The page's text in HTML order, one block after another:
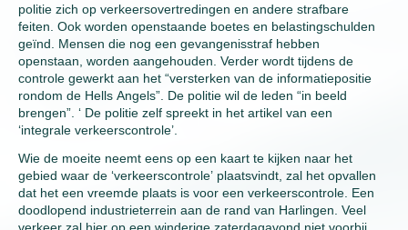
politie zich op verkeersovertredingen en andere strafbare
feiten. Ook worden openstaande boetes en belastingschulden
geïnd. Mensen die nog een gevangenisstraf hebben
openstaan, worden aangehouden. Verder wordt tijdens de
controle gewerkt aan het “versterken van de informatiepositie
rondom de Hells Angels”. De politie wil de leden “in beeld
brengen”. ‘ De politie zelf spreekt in het artikel van een
‘integrale verkeerscontrole’.
Wie de moeite neemt eens op een kaart te kijken naar het
gebied waar de ‘verkeerscontrole’ plaatsvindt, zal het opvallen
dat het een vreemde plaats is voor een verkeerscontrole. Een
doodlopend industrieterrein aan de rand van Harlingen. Veel